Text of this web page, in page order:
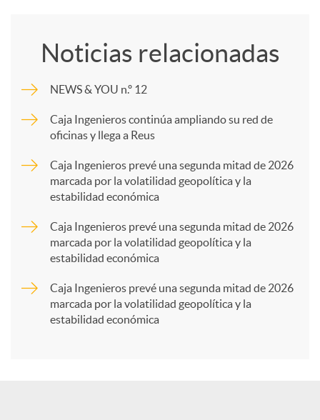
p
a
Noticias relacionadas
NEWS & YOU n.º 12
Caja Ingenieros continúa ampliando su red de
oficinas y llega a Reus
Caja Ingenieros prevé una segunda mitad de 2026
marcada por la volatilidad geopolítica y la
estabilidad económica
Caja Ingenieros prevé una segunda mitad de 2026
marcada por la volatilidad geopolítica y la
estabilidad económica
Caja Ingenieros prevé una segunda mitad de 2026
marcada por la volatilidad geopolítica y la
estabilidad económica